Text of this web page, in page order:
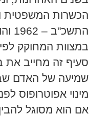
הכשרות המשפטית
סעיף זה מחייב את
שמיעה של האדם
מינוי אפוטרופוס
אם הוא מסוגל